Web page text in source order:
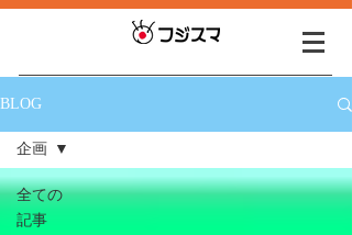
BLOG
全ての
記事
企画